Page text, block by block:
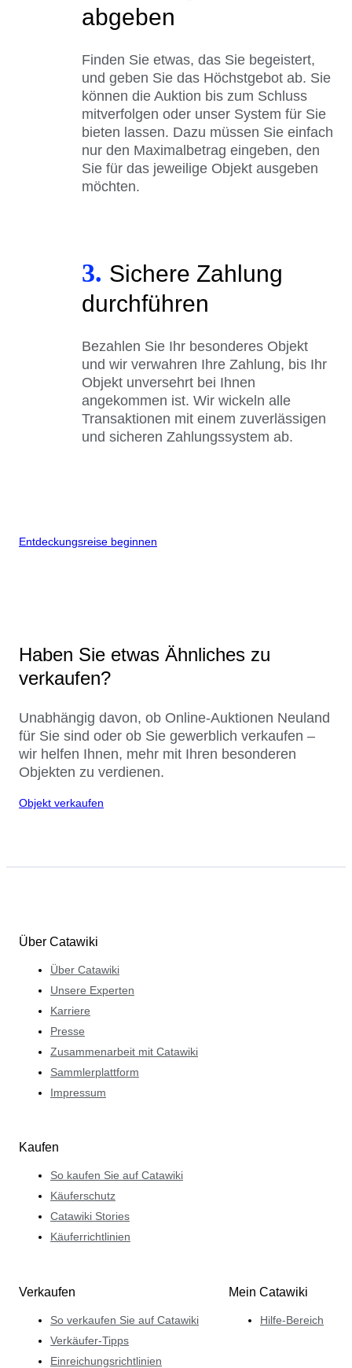
abgeben
Finden Sie etwas, das Sie begeistert,
und geben Sie das Höchstgebot ab. Sie
können die Auktion bis zum Schluss
mitverfolgen oder unser System für Sie
bieten lassen. Dazu müssen Sie einfach
nur den Maximalbetrag eingeben, den
Sie für das jeweilige Objekt ausgeben
möchten.
3. Sichere Zahlung
durchführen
Bezahlen Sie Ihr besonderes Objekt
und wir verwahren Ihre Zahlung, bis Ihr
Objekt unversehrt bei Ihnen
angekommen ist. Wir wickeln alle
Transaktionen mit einem zuverlässigen
und sicheren Zahlungssystem ab.
Entdeckungsreise beginnen
Haben Sie etwas Ähnliches zu
verkaufen?
Unabhängig davon, ob Online-Auktionen Neuland
für Sie sind oder ob Sie gewerblich verkaufen –
wir helfen Ihnen, mehr mit Ihren besonderen
Objekten zu verdienen.
Objekt verkaufen
Über Catawiki
Über Catawiki
Unsere Experten
Karriere
Presse
Zusammenarbeit mit Catawiki
Sammlerplattform
Impressum
Kaufen
So kaufen Sie auf Catawiki
Käuferschutz
Catawiki Stories
Käuferrichtlinien
Verkaufen
So verkaufen Sie auf Catawiki
Verkäufer-Tipps
Einreichungsrichtlinien
Mein Catawiki
Hilfe-Bereich